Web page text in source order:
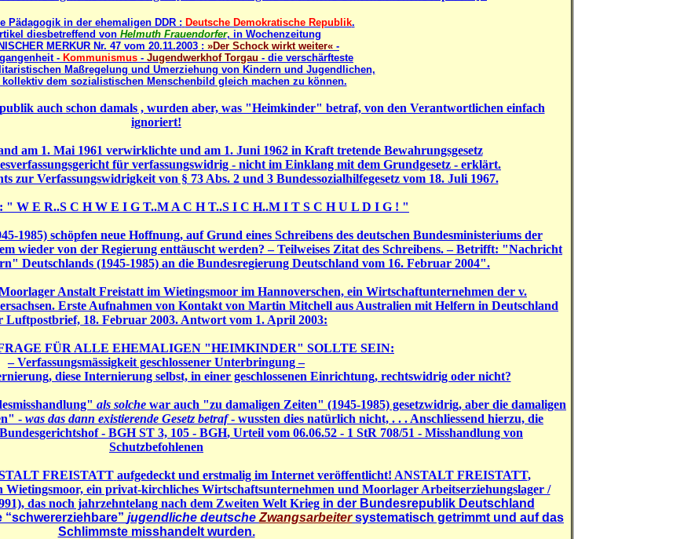
Pädagogik in der ehemaligen DDR : Deutsche Demokratische Republik.
diesbetreffend von Helmuth Frauendorfer, in Wochenzeitung
MERKUR Nr. 47 vom 20.11.2003 : »Der Schock wirkt weiter« -
- Kommunismus - Jugendwerkhof Torgau - die verschärfteste
Maßregelung und Umerziehung von Kindern und Jugendlichen,
dem sozialistischen Menschenbild gleich machen zu können.
auch schon damals , wurden aber, was "Heimkinder" betraf, von den Verantwortlichen einfach
ignoriert!
am 1. Mai 1961 verwirklichte und am 1. Juni 1962 in Kraft tretende Bewahrungsgesetz
für verfassungswidrig - nicht im Einklang mit dem Grundgesetz - erklärt.
zur Verfassungswidrigkeit von § 73 Abs. 2 und 3 Bundessozialhilfegesetz vom 18. Juli 1967.
W E R..S C H W E I G T..M A C H T..S I C H..M I T S C H U L D I G ! "
1985) schöpfen neue Hoffnung, auf Grund eines Schreibens des deutschen Bundesministeriums der
wieder von der Regierung enttäuscht werden? – Teilweises Zitat des Schreibens. – Betrifft: "Nachricht
Deutschlands (1945-1985) an die Bundesregierung Deutschland vom 16. Februar 2004".
Anstalt Freistatt im Wietingsmoor im Hannoverschen, ein Wirtschaftunternehmen der v.
Erste Aufnahmen von Kontakt von Martin Mitchell aus Australien mit Helfern in Deutschland
Luftpostbrief, 18. Februar 2003. Antwort vom 1. April 2003:
FÜR ALLE EHEMALIGEN "HEIMKINDER" SOLLTE SEIN:
– Verfassungsmässigkeit geschlossener Unterbringung –
diese Internierung selbst, in einer geschlossenen Einrichtung, rechtswidrig oder nicht?
als solche war auch "zu damaligen Zeiten" (1945-1985) gesetzwidrig, aber die damaligen
- was das dann existierende Gesetz betraf- wussten dies natürlich nicht, . . . Anschliessend hierzu, die
- BGH ST 3, 105 - BGH, Urteil vom 06.06.52 - 1 StR 708/51 - Misshandlung von
Schutzbefohlenen
FREISTATT aufgedeckt und erstmalig im Internet veröffentlicht! ANSTALT FREISTATT,
Wietingsmoor, ein privat-kirchliches Wirtschaftsunternehmen und Moorlager Arbeitserziehungslager /
das noch jahrzehntelang nach dem Zweiten Welt Krieg in der Bundesrepublik Deutschland
“schwererziehbare” jugendliche deutsche Zwangsarbeitersystematisch getrimmt und auf das
Schlimmste misshandelt wurden.